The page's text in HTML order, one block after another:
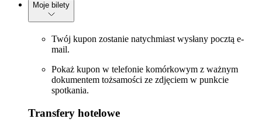
Moje bilety
Twój kupon zostanie natychmiast wysłany pocztą e-
mail.
Pokaż kupon w telefonie komórkowym z ważnym
dokumentem tożsamości ze zdjęciem w punkcie
spotkania.
Transfery hotelowe